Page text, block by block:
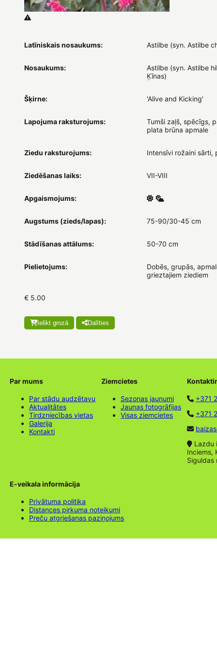
Latīniskais nosaukums: Astilbe (syn. Astilbe
Nosaukums:
Astilbe (syn. Astilbe
Ķīnas)
Šķirne: 'Alive and Kicking'
Lapojuma raksturojums:
Tumši zaļš, spēcīgs,
plata brūna apmale
Ziedu raksturojums: Intensīvi rožaini sārti,
Ziedēšanas laiks: VII-VIII
Apgaismojums:
Augstums (zieds/lapas): 75-90/30-45 cm
Stādīšanas attālums: 50-70 cm
Pielietojums:
Dobēs, grupās,
grieztajiem ziediem
€ 5.00
Ielikt grozā Dalīties
Par mums
Par stādu audzētavu
Aktualitātes
Tirdzniecības vietas
Galerija
Kontakti
Ziemcietes
Sezonas jaunumi
Jaunas fotogrāfijas
Visas ziemcietes
+371
+371
Lazdu
Inciems,
Siguldas
E-veikala informācija
Privātuma politika
Distances pirkuma noteikumi
Preču atgriešanas paziņojums